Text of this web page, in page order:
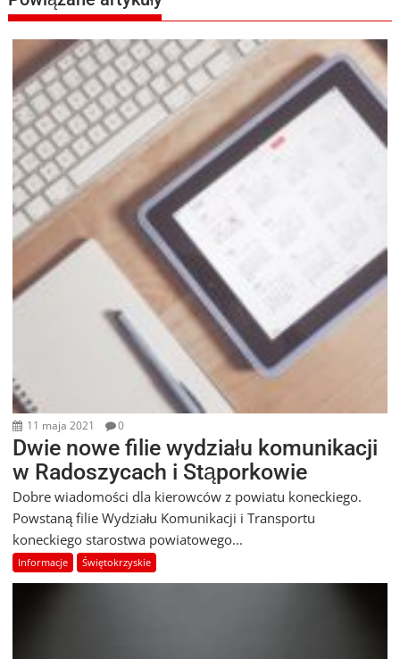
11 maja 2021 0
Dwie nowe filie wydziału komunikacji
w Radoszycach i Stąporkowie
Dobre wiadomości dla kierowców z powiatu koneckiego.
Powstaną filie Wydziału Komunikacji i Transportu
koneckiego starostwa powiatowego...
Informacje Świętokrzyskie